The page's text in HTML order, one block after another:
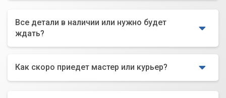
Все детали в наличии или нужно будет
ждать?
Как скоро приедет мастер или курьер?